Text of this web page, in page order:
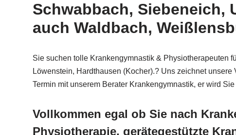
Schwabbach, Siebeneich,
auch Waldbach,
Sie suchen tolle Krankengymnastik & Physiotherapeuten
Löwenstein, Hardthausen (Kocher).? Uns zeichnet
Termin mit unserem Berater Krankengymnastik, er wird
Vollkommen egal ob Sie nach
Physiotherapie, gerätegestützte